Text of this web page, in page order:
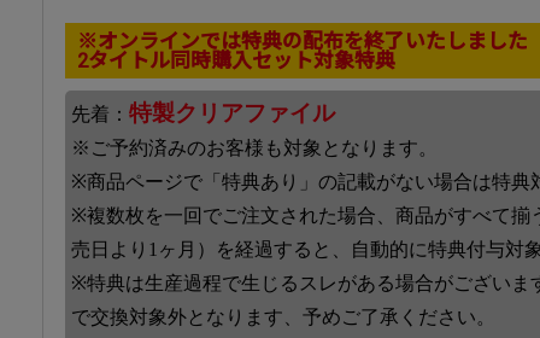
※オンラインでは特典の配布を終了いたしました
2タイトル同時購入セット対象特典
先着： 特製クリアファイル
※ご予約済みのお客様も対象となります。
※商品ページで「特典あり」の記載がない場合は特典
※複数枚を一回でご注文された場合、商品がすべて揃
売日より1ヶ月）を経過すると、自動的に特典付与対
※特典は生産過程で生じるスレがある場合がございま
で交換対象外となります、予めご了承ください。